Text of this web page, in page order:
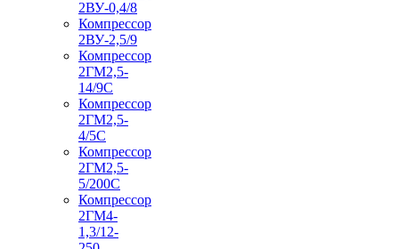
2ВУ-0,4/8
Компрессор
2ВУ-2,5/9
Компрессор
2ГМ2,5-
14/9С
Компрессор
2ГМ2,5-
4/5С
Компрессор
2ГМ2,5-
5/200С
Компрессор
2ГМ4-
1,3/12-